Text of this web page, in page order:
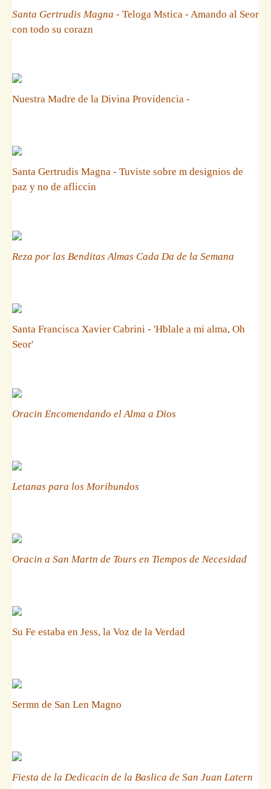
Santa Gertrudis Magna - Teloga Mstica - Amando al Seor
con todo su corazn
Nuestra Madre de la Divina Providencia -
Santa Gertrudis Magna - Tuviste sobre m designios de
paz y no de afliccin
Reza por las Benditas Almas Cada Da de la Semana
Santa Francisca Xavier Cabrini - 'Hblale a mi alma, Oh
Seor'
Oracin Encomendando el Alma a Dios
Letanas para los Moribundos
Oracin a San Martn de Tours en Tiempos de Necesidad
Su Fe estaba en Jess, la Voz de la Verdad
Sermn de San Len Magno
Fiesta de la Dedicacin de la Baslica de San Juan Latern